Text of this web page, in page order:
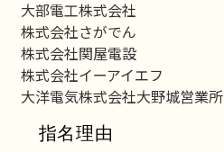
大部電工株式会社
株式会社さがでん
株式会社関屋電設
株式会社イーアイエフ
大洋電気株式会社大野城営業所
指名理由